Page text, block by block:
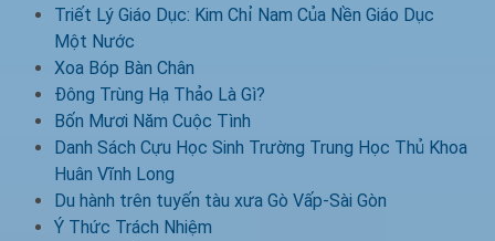
Triết Lý Giáo Dục: Kim Chỉ Nam Của Nền Giáo Dục
Một Nước
Xoa Bóp Bàn Chân
Đông Trùng Hạ Thảo Là Gì?
Bốn Mươi Năm Cuộc Tình
Danh Sách Cựu Học Sinh Trường Trung Học Thủ Khoa
Huân Vĩnh Long
Du hành trên tuyến tàu xưa Gò Vấp-Sài Gòn
Ý Thức Trách Nhiệm